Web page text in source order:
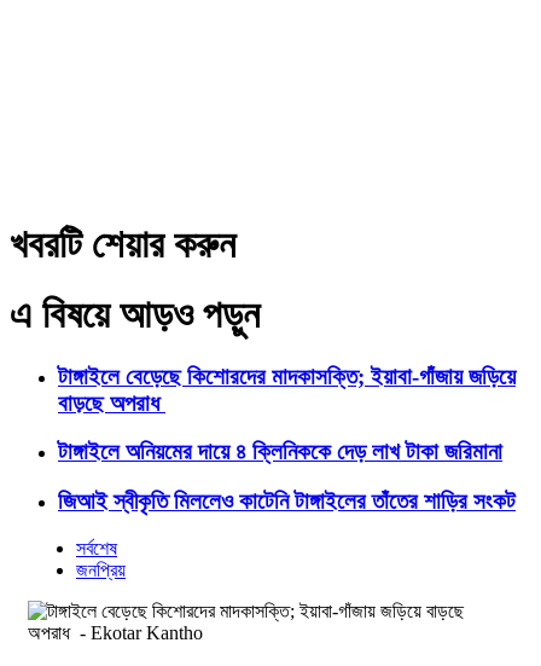
খবরটি শেয়ার করুন
এ বিষয়ে আড়ও পড়ুন
টাঙ্গাইলে বেড়েছে কিশোরদের মাদকাসক্তি; ইয়াবা-গাঁজায় জড়িয়ে
বাড়ছে অপরাধ
টাঙ্গাইলে অনিয়মের দায়ে ৪ ক্লিনিককে দেড় লাখ টাকা জরিমানা
জিআই স্বীকৃতি মিললেও কাটেনি টাঙ্গাইলের তাঁতের শাড়ির সংকট
সর্বশেষ
জনপ্রিয়